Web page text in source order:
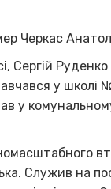
Черкас
Сергій
у школі
у
Служив на